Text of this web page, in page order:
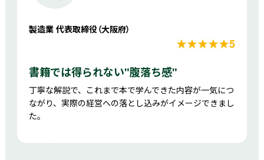
製造業 代表取締役（大阪府）
★★★★★5
書籍では得られない"腹落ち感"
丁寧な解説で、これまで本で学んできた内容が一気につ
ながり、実際の経営への落とし込みがイメージできまし
た。